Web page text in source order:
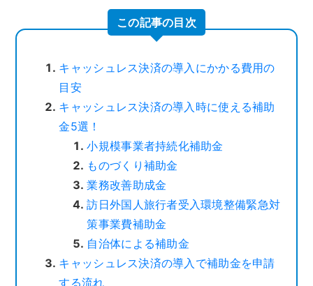
この記事の目次
キャッシュレス決済の導入にかかる費用の
目安
キャッシュレス決済の導入時に使える補助
金5選！
小規模事業者持続化補助金
ものづくり補助金
業務改善助成金
訪日外国人旅行者受入環境整備緊急対
策事業費補助金
自治体による補助金
キャッシュレス決済の導入で補助金を申請
する流れ